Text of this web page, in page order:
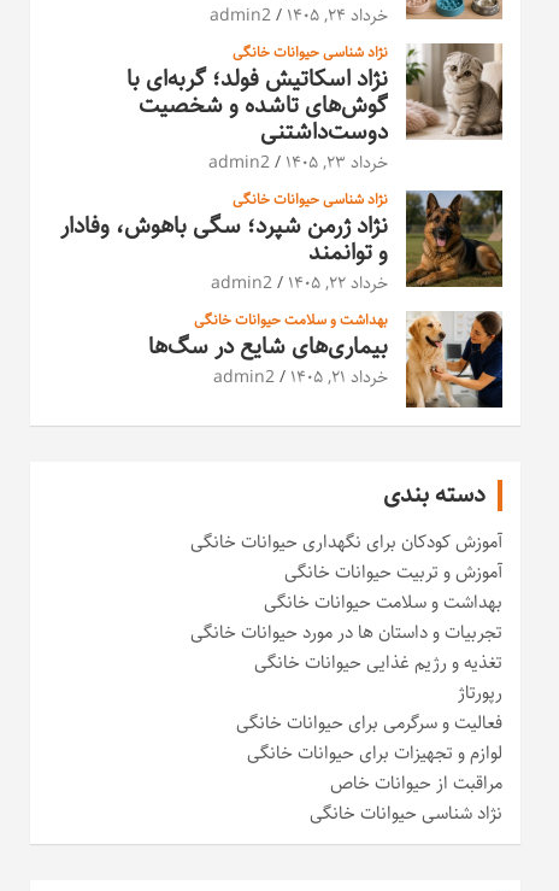
خرداد ۲۴, ۱۴۰۵ admin2
نژاد شناسی حیوانات خانگی
نژاد اسکاتیش فولد؛ گربه‌ای با
گوش‌های تاشده و شخصیت
دوست‌داشتنی
خرداد ۲۳, ۱۴۰۵ admin2
نژاد شناسی حیوانات خانگی
نژاد ژرمن شپرد؛ سگی باهوش، وفادار
و توانمند
خرداد ۲۲, ۱۴۰۵ admin2
بهداشت و سلامت حیوانات خانگی
بیماری‌های شایع در سگ‌ها
خرداد ۲۱, ۱۴۰۵ admin2
دسته بندی
آموزش کودکان برای نگهداری حیوانات خانگی
آموزش و تربیت حیوانات خانگی
بهداشت و سلامت حیوانات خانگی
تجربیات و داستان ها در مورد حیوانات خانگی
تغذیه و رژیم غذایی حیوانات خانگی
رپورتاژ
فعالیت و سرگرمی برای حیوانات خانگی
لوازم و تجهیزات برای حیوانات خانگی
مراقبت از حیوانات خاص
نژاد شناسی حیوانات خانگی